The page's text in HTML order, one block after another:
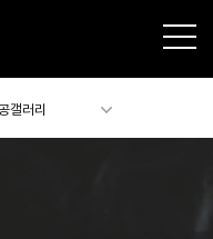
갤러리